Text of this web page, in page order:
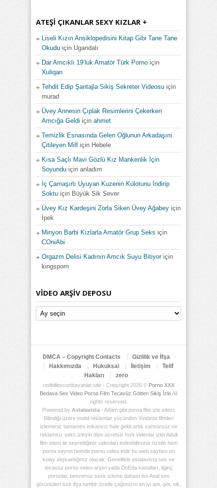
ATEŞI ÇIKANLAR SEXY KIZLAR +
Liseli Kızın Ansiklopedisini Kitap Gibi Tane Tane
Okudu için Ugandalı
Dar Amcıklı 19’luk Amatör Türk Porno için
Xuliqan
Tehdit Edip Şantajla Sikiş Sekreter Videosu için
murad
Üvey Annesin Çıplak Resimlerini Çekerken
Amcığa Geldi için ahmet
Temizlik Esnasında Gelen Oğlunun Arkadaşını
Çitileyen Milf için Hebele
Kısa Saçlı Mavi Gözlü Kız Mankenlik İçin
Soyundu için anladım
İç Çamaşırlı Uyuyan Kuzenin Külotunu İndirip
Soktu için Büyük Sik Sever
Üvey Kız Kardeşini Zorla Siken Üvey Ağabey için
İpek
Minyon Barbi Kızlarla Amatör Grup Seks için
COniAbi
Orgazm Delisi Kadının Amcık Suyu Bitiyoriçin
kingsporn
VIDEO ARŞIV DEPOSU
Video
Arşiv
DMCA – Copyright Contacts
Gizlilik ve İfşa
Hakkımızda
Hukuksal İletişim
Telif
Hakları
zero
redbillescortbayanlar.site - Copyright 2026 © Porno XXX
Bedava Sex Video Porna Film Tecavüz Götten Sikiş İzleAll
rights reserved.
Powered by Astalavista- Adam gibi porna film izle sitesi;
Bilindiği üzere mobil reklamlar yüzünden Xvideos filmleri
izlemeniz tamamen imkansız hale geldi artık sansürsüz ve
reklamsız seks izleyin diye ücretsiz hızlı videolar izlet Adult
film sitesi ile seyrettiğiniz videoları indirebilirsiniz özetle hem
porna seyret hemde pornu video indir bu web sayfası en
kolay alışkanlığınız olacak. Genellikle astalavista sex ve
tecavüz porno video arşivi yada DoEda kanalları, ilginç
pornolar, benzersiz sexk izleme dahası ise Anal sex
görüntüleri türk ifşa tumblr özetle çağımızın en iyi am, göt, sik,